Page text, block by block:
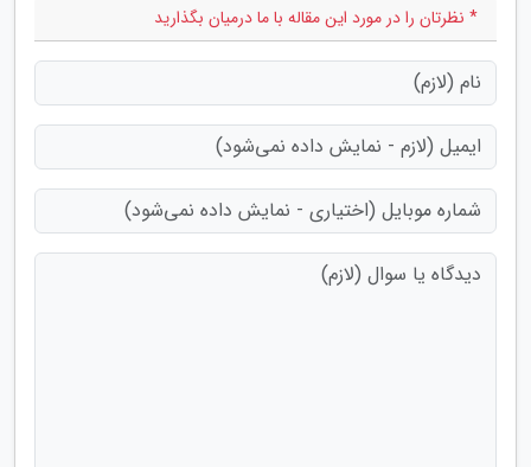
* نظرتان را در مورد این مقاله با ما درمیان بگذارید